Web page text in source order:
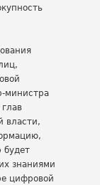
министра
власти,
будет
знаниями
цифровой